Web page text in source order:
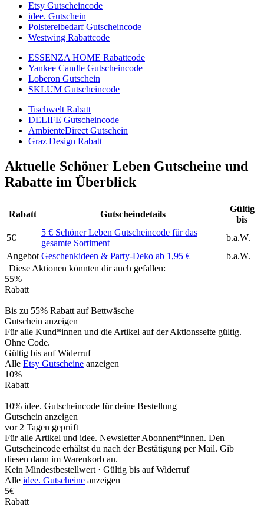
Etsy Gutscheincode
idee. Gutschein
Polstereibedarf Gutscheincode
Westwing Rabattcode
ESSENZA HOME Rabattcode
Yankee Candle Gutscheincode
Loberon Gutschein
SKLUM Gutscheincode
Tischwelt Rabatt
DELIFE Gutscheincode
AmbienteDirect Gutschein
Graz Design Rabatt
Aktuelle Schöner Leben Gutscheine und
Rabatte im Überblick
Rabatt Gutscheindetails
Gültig
bis
5€
5 € Schöner Leben Gutscheincode für das
gesamte Sortiment
b.a.W.
Angebot Geschenkideen & Party-Deko ab 1,95 €
b.a.W.
Diese Aktionen könnten dir auch gefallen:
55%
Rabatt
Bis zu 55% Rabatt auf Bettwäsche
Gutschein anzeigen
Für alle Kund*innen und die Artikel auf der Aktionsseite gültig.
Ohne Code.
Gültig bis auf Widerruf
Alle Etsy Gutscheine anzeigen
10%
Rabatt
10% idee. Gutscheincode für deine Bestellung
Gutschein anzeigen
vor 2 Tagen geprüft
Für alle Artikel und idee. Newsletter Abonnent*innen. Den
Gutscheincode erhältst du nach der Bestätigung per Mail. Gib
diesen dann im Warenkorb an.
Kein Mindestbestellwert · Gültig bis auf Widerruf
Alle idee. Gutscheine anzeigen
5€
Rabatt